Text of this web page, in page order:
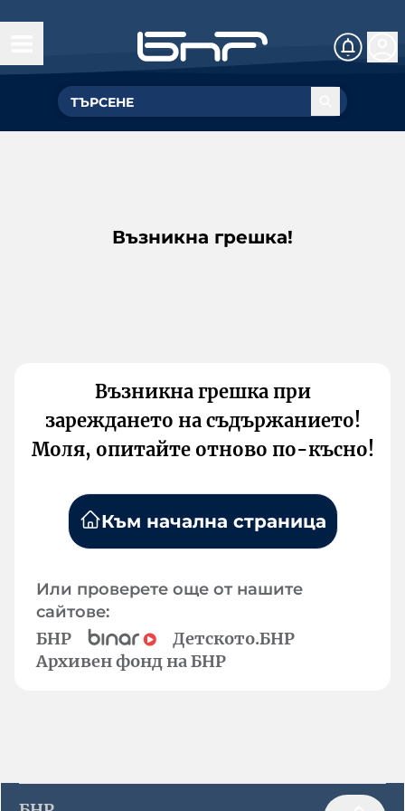
Възникна грешка!
Възникна грешка при
зареждането на съдържанието!
Моля, опитайте отново по-късно!
Към начална страница
Или проверете още от нашите
сайтове:
БНР
Детското.БНР
Архивен фонд на БНР